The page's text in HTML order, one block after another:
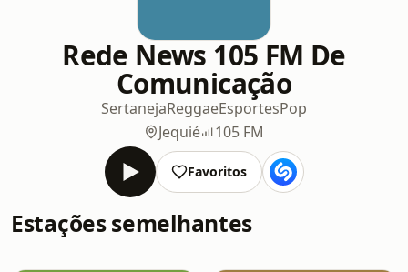
Rede News 105 FM De
Comunicação
SertanejaReggaeEsportesPop
Jequié
105 FM
Favoritos
Estações semelhantes